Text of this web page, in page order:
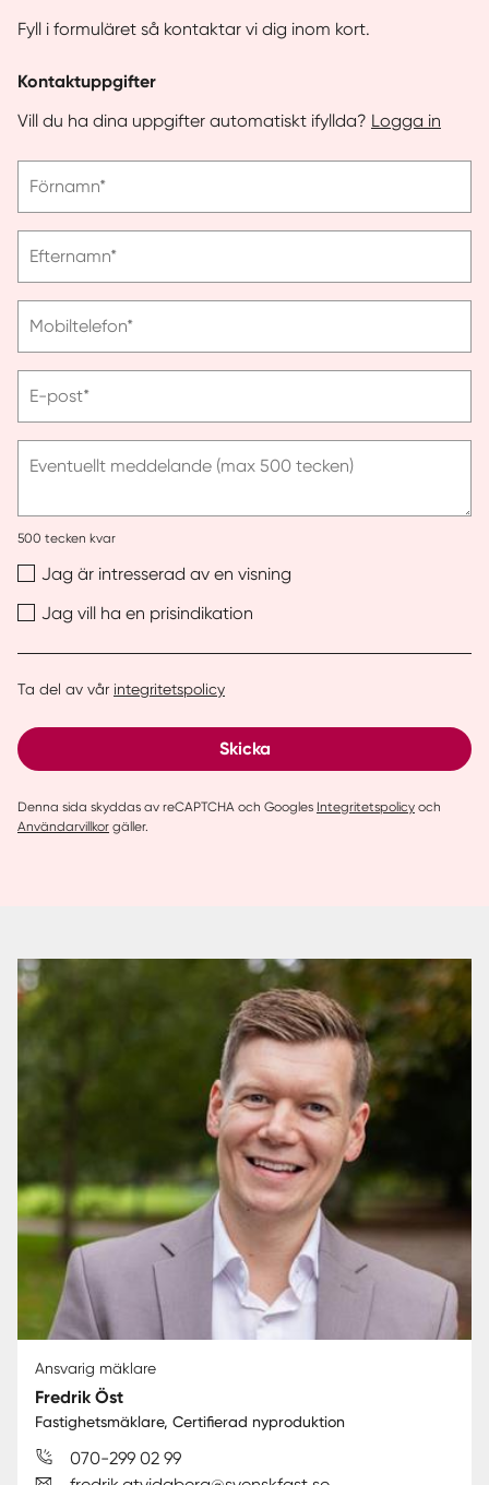
Fyll i formuläret så kontaktar vi dig inom kort.
Kontaktuppgifter
Vill du ha dina uppgifter automatiskt ifyllda? Logga in
ange
Förnamn*
ange
Efternamn*
ange
Mobiltelefon*
ange
post
E-post*
Eventuellt meddelande (max 500 tecken)
500 tecken kvar
Jag är intresserad av en visning
Jag vill ha en prisindikation
Ta del av vår integritetspolicy
Skicka
Denna sida skyddas av reCAPTCHA och Googles Integritetspolicy och
Användarvillkor gäller.
Ansvarig mäklare
Fredrik Öst
Fastighetsmäklare, Certifierad nyproduktion
070-299 02 99